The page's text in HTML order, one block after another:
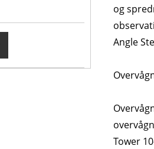
og
Angle
Tower